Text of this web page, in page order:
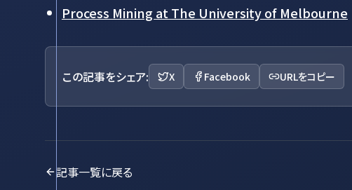
Process Mining at The University of Melbourne
この記事をシェア: X Facebook URLをコピー
記事一覧に戻る